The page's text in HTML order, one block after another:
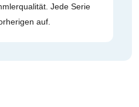
Jede Serie
auf.